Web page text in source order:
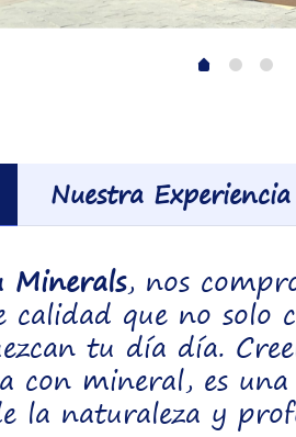
Nuestra Experiencia
, nos
calidad que no solo
tu día día.
con mineral, es
la naturaleza y